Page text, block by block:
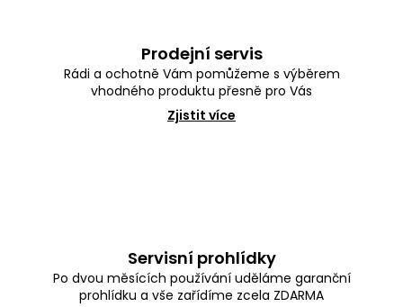
Prodejní servis
Rádi a ochotně Vám pomůžeme s výběrem
vhodného produktu přesně pro Vás
Zjistit více
Servisní prohlídky
Po dvou měsících používání uděláme garanční
prohlídku a vše zařídíme zcela ZDARMA